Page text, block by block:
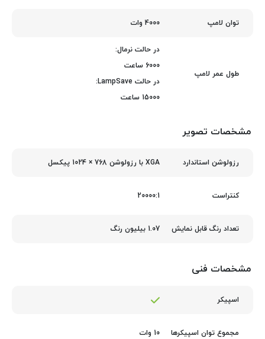
توان لامپ 4000 وات
طول عمر لامپ
در حالت نرمال:
6000 ساعت
در حالت LampSave:
15000 ساعت
مشخصات تصویر
رزولوشن استاندارد XGA با رزولوشن 768 × 1024 پیکسل
کنتراست 20000:1
تعداد رنگ قابل نمایش 1.07 بیلیون رنگ
مشخصات فنی
اسپیکر
مجموع توان اسپیکرها 10 وات